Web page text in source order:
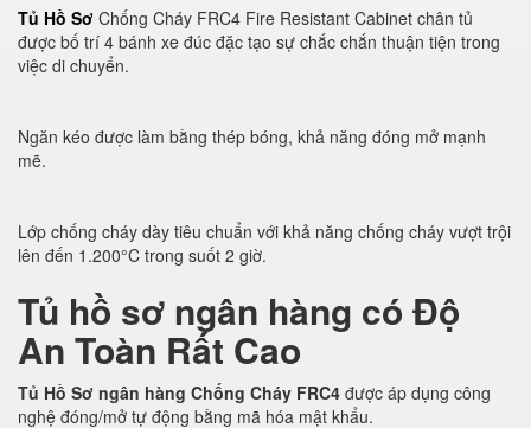
Tủ Hồ Sơ Chống Cháy FRC4 Fire Resistant Cabinet chân tủ
được bố trí 4 bánh xe đúc đặc tạo sự chắc chắn thuận tiện trong
việc di chuyển.
Ngăn kéo được làm bằng thép bóng, khả năng đóng mở mạnh
mẽ.
Lớp chống cháy dày tiêu chuẩn với khả năng chống cháy vượt trội
lên đến 1.200°C trong suốt 2 giờ.
Tủ hồ sơ ngân hàng có Độ
An Toàn Rất Cao
Tủ Hồ Sơ ngân hàng Chống Cháy FRC4 được áp dụng công
nghệ đóng/mở tự động bằng mã hóa mật khẩu.